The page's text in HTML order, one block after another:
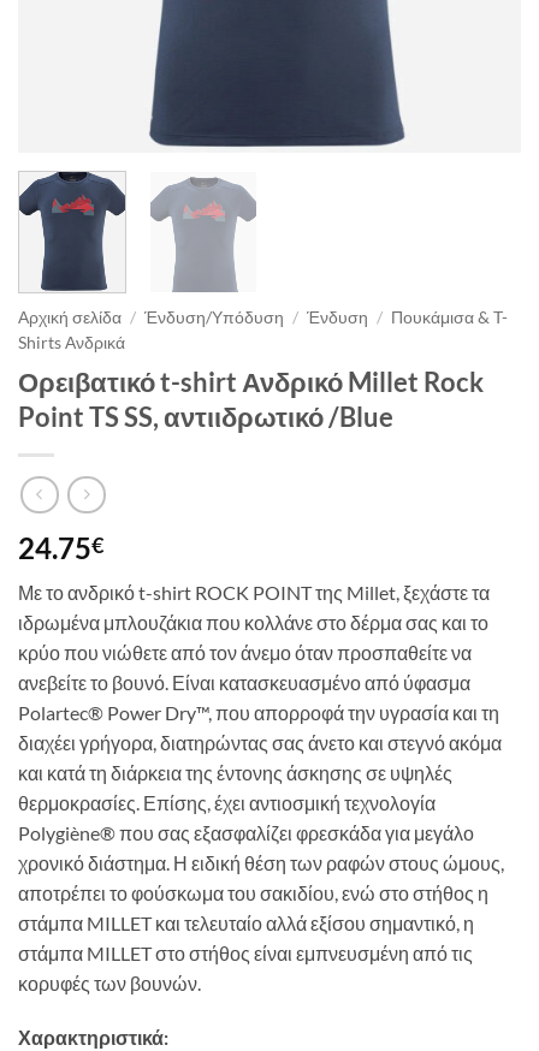
Αρχική σελίδα / Ένδυση/Υπόδυση / Ένδυση / Πουκάμισα & T-
Shirts Ανδρικά
Ορειβατικό t-shirt Ανδρικό Millet Rock
Point TS SS, αντιιδρωτικό /Blue
24.75€
Με το ανδρικό t-shirt ROCK POINTτης Millet, ξεχάστε τα
ιδρωμένα μπλουζάκια που κολλάνε στο δέρμα σας και το
κρύο που νιώθετε από τον άνεμο όταν προσπαθείτε να
ανεβείτε το βουνό. Είναι κατασκευασμένο από ύφασμα
Polartec® Power Dry™, που απορροφά την υγρασία και τη
διαχέει γρήγορα, διατηρώντας σας άνετο και στεγνό ακόμα
και κατά τη διάρκεια της έντονης άσκησης σε υψηλές
θερμοκρασίες. Επίσης, έχει αντιοσμική τεχνολογία
Polygiène® που σας εξασφαλίζει φρεσκάδα για μεγάλο
χρονικό διάστημα. Η ειδική θέση των ραφών στους ώμους,
αποτρέπει το φούσκωμα του σακιδίου, ενώ στο στήθος η
στάμπα MILLET και τελευταίο αλλά εξίσου σημαντικό, η
στάμπα MILLET στο στήθος είναι εμπνευσμένη από τις
κορυφές των βουνών.
Χαρακτηριστικά: